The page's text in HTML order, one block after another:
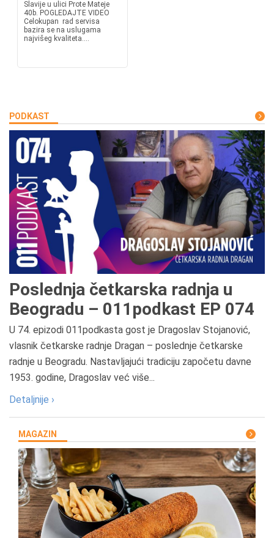
Slavije u ulici Prote Mateje
40b. POGLEDAJTE VIDEO
Celokupan rad servisa
bazira se na uslugama
najvišeg kvaliteta....
PODKAST
Poslednja četkarska radnja u
Beogradu – 011podkast EP 074
U 74. epizodi 011podkasta gost je Dragoslav Stojanović,
vlasnik četkarske radnje Dragan – poslednje četkarske
radnje u Beogradu. Nastavljajući tradiciju započetu davne
1953. godine, Dragoslav već više...
Detaljnije ›
MAGAZIN